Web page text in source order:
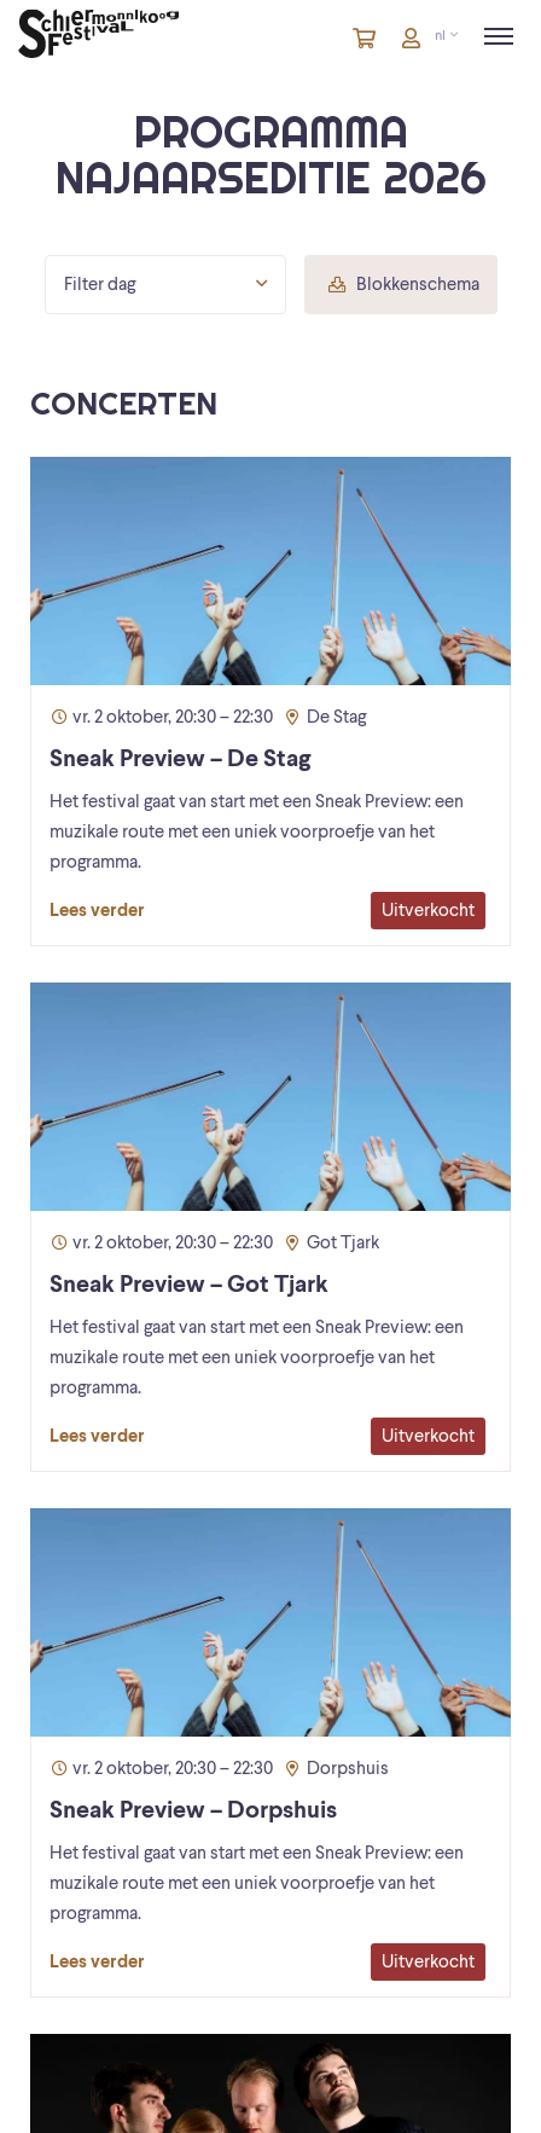
Winkelmandje
artikelen
Account
nl
PROGRAMMA
NAJAARSEDITIE 2026
Filter dag Blokkenschema
CONCERTEN
vr. 2 oktober, 20:30 – 22:30 De Stag
Sneak Preview – De Stag
Het festival gaat van start met een Sneak Preview: een
muzikale route met een uniek voorproefje van het
programma.
Lees verder Uitverkocht
vr. 2 oktober, 20:30 – 22:30 Got Tjark
Sneak Preview – Got Tjark
Het festival gaat van start met een Sneak Preview: een
muzikale route met een uniek voorproefje van het
programma.
Lees verder Uitverkocht
vr. 2 oktober, 20:30 – 22:30 Dorpshuis
Sneak Preview – Dorpshuis
Het festival gaat van start met een Sneak Preview: een
muzikale route met een uniek voorproefje van het
programma.
Lees verder Uitverkocht